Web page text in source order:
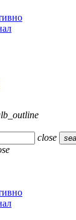
close